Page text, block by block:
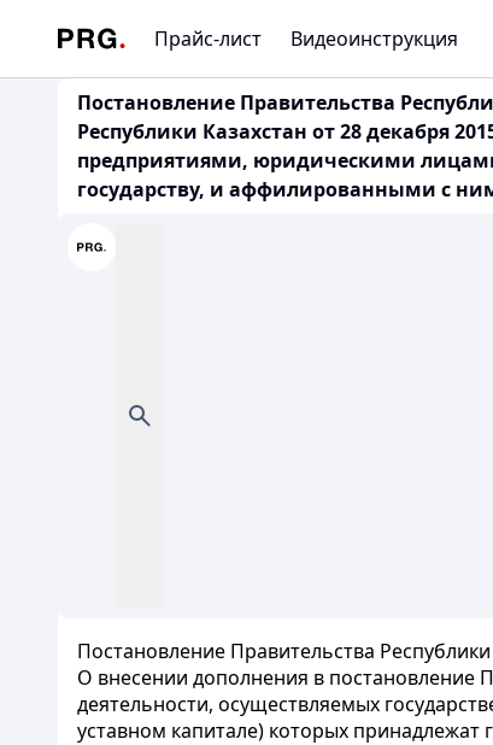
Прайс-лист Видеоинструкция
Постановление Правительства
Республики Казахстан от 28 декабря
предприятиями, юридическими
государству, и аффилированными с
Постановление Правительства
О внесении дополнения в постановление
деятельности, осуществляемых
уставном капитале) которых